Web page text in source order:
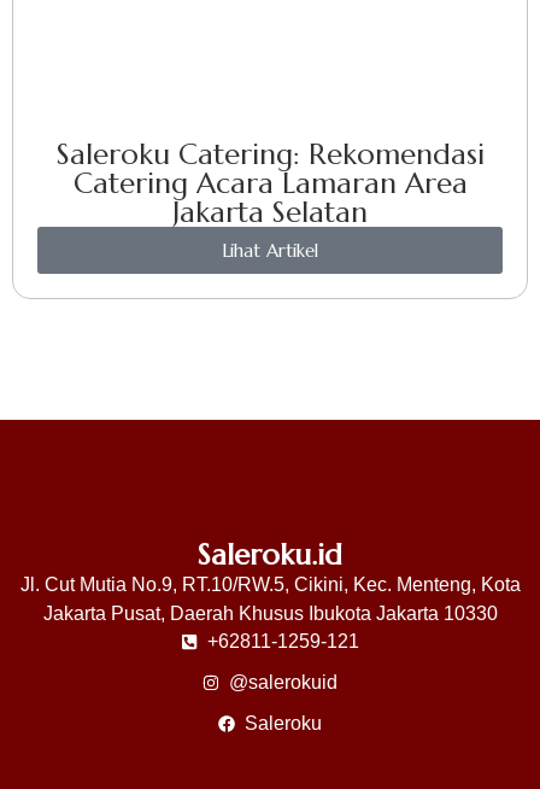
Saleroku Catering: Rekomendasi
Catering Acara Lamaran Area
Jakarta Selatan
Lihat Artikel
Saleroku.id
Jl. Cut Mutia No.9, RT.10/RW.5, Cikini, Kec. Menteng, Kota
Jakarta Pusat, Daerah Khusus Ibukota Jakarta 10330
+62811-1259-121
@salerokuid
Saleroku